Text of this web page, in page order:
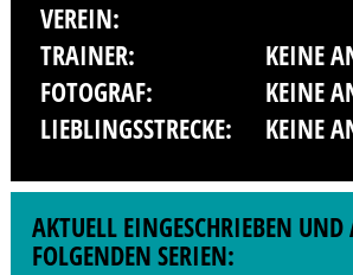
VEREIN:
TRAINER:
KEINE
FOTOGRAF:
KEINE
LIEBLINGSSTRECKE:
KEINE
AKTUELL EINGESCHRIEBEN
FOLGENDEN SERIEN: